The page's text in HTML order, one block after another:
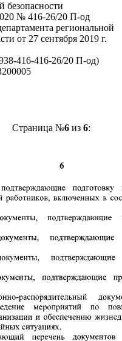
безопасности
№ 416-26/20 П-од
региональной
от 27 сентября 2019 г.
416-416-26/20 П-од)
Страница №6из 6: